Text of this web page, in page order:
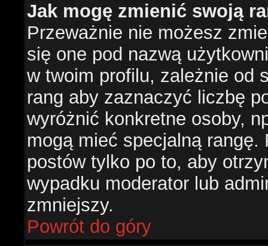
Jak mogę zmienić swoją
Przeważnie nie możesz
się one pod nazwą
w twoim profilu, zależnie od
rang aby zaznaczyć liczbę
wyróżnić konkretne osoby,
mogą mieć specjalną
postów tylko po to, aby
wypadku moderator lub
zmniejszy.
Powrót do góry